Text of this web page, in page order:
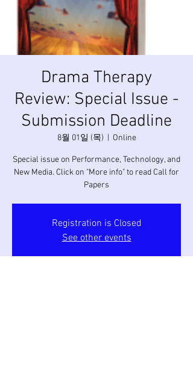
Drama Therapy
Review: Special Issue -
Submission Deadline
8월 01일 (목) Online
Special issue on Performance, Technology, and
New Media. Click on "More info" to read Call for
Papers
Registration is Closed
See other events